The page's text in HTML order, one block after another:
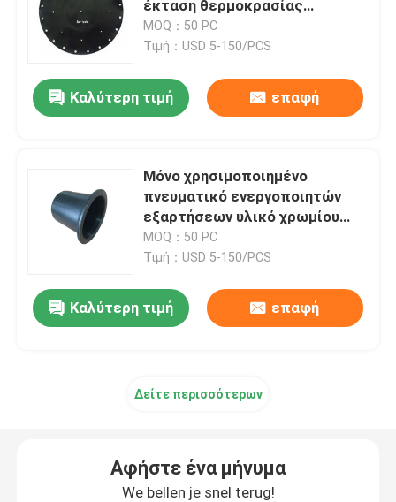
εύκαμπτη μάνικα ανοξείδωτου
υψηλή υδραυλική μάνικα
Βούλωμα σωλήνων πηλού
Κυλώντας σφραγίδα διαφραγμάτων
Προϊόντα πολυουρεθανίου
έκταση θερμοκρασίας
διαφραγμάτων ευρεία για τη
βαλβίδα εκρήξεων
MOQ：50 PC
Τιμή：USD 5-150/PCS
Καλύτερη τιμή επαφή
Μόνο χρησιμοποιημένο
πνευματικό ενεργοποιητών
εξαρτήσεων υλικό χρωμίου
διαφραγμάτων EPDM FKM
διαφραγμάτων λαστιχένιο
MOQ：50 PC
Τιμή：USD 5-150/PCS
Καλύτερη τιμή επαφή
Δείτε περισσότερων
Αφήστε ένα μήνυμα
We bellen je snel terug!